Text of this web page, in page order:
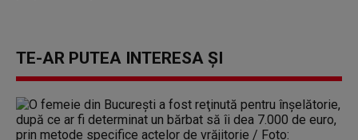
TE-AR PUTEA INTERESA ȘI